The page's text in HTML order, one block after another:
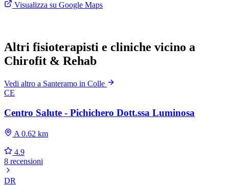
Visualizza su Google Maps
Altri fisioterapisti e cliniche vicino a
Chirofit & Rehab
Vedi altro a Santeramo in Colle
CE
Centro Salute - Pichichero Dott.ssa Luminosa
A 0.62 km
4.9
8 recensioni
DR